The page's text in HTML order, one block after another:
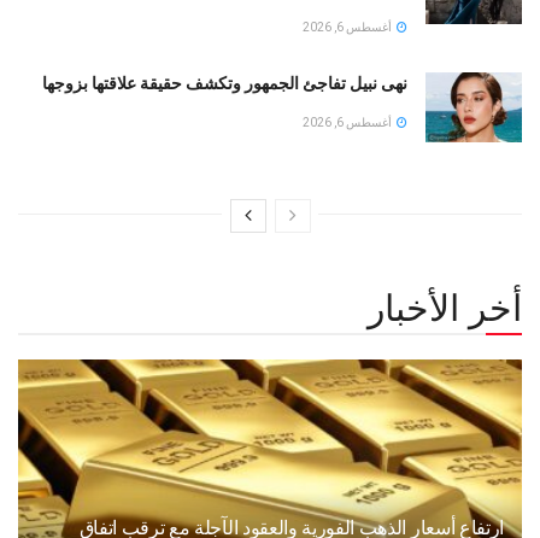
أغسطس 6, 2026
نهى نبيل تفاجئ الجمهور وتكشف حقيقة علاقتها بزوجها
أغسطس 6, 2026
أخر الأخبار
ارتفاع أسعار الذهب الفورية والعقود الآجلة مع ترقب اتفاق